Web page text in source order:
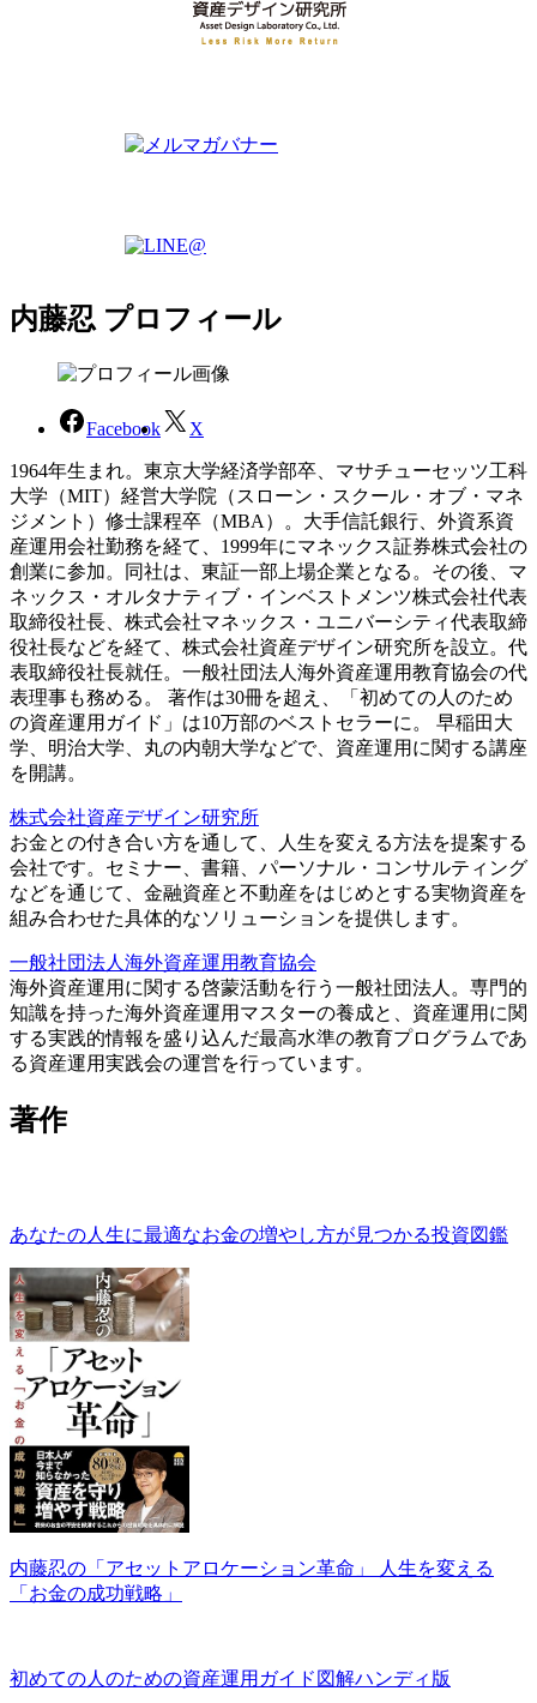
内藤忍 プロフィール
Facebook X
1964年生まれ。東京大学経済学部卒、マサチューセッツ工科
大学（MIT）経営大学院（スローン・スクール・オブ・マネ
ジメント）修士課程卒（MBA）。大手信託銀行、外資系資
産運用会社勤務を経て、1999年にマネックス証券株式会社の
創業に参加。同社は、東証一部上場企業となる。その後、マ
ネックス・オルタナティブ・インベストメンツ株式会社代表
取締役社長、株式会社マネックス・ユニバーシティ代表取締
役社長などを経て、株式会社資産デザイン研究所を設立。代
表取締役社長就任。一般社団法人海外資産運用教育協会の代
表理事も務める。 著作は30冊を超え、「初めての人のため
の資産運用ガイド」は10万部のベストセラーに。 早稲田大
学、明治大学、丸の内朝大学などで、資産運用に関する講座
を開講。
株式会社資産デザイン研究所
お金との付き合い方を通して、人生を変える方法を提案する
会社です。セミナー、書籍、パーソナル・コンサルティング
などを通じて、金融資産と不動産をはじめとする実物資産を
組み合わせた具体的なソリューションを提供します。
一般社団法人海外資産運用教育協会
海外資産運用に関する啓蒙活動を行う一般社団法人。専門的
知識を持った海外資産運用マスターの養成と、資産運用に関
する実践的情報を盛り込んだ最高水準の教育プログラムであ
る資産運用実践会の運営を行っています。
著作
あなたの人生に最適なお金の増やし方が見つかる投資図鑑
内藤忍の「アセットアロケーション革命」 人生を変える
「お金の成功戦略」
初めての人のための資産運用ガイド図解ハンディ版